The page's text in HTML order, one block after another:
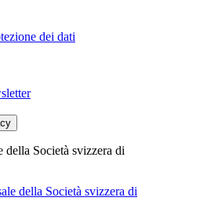
dei dati
della Società svizzera di